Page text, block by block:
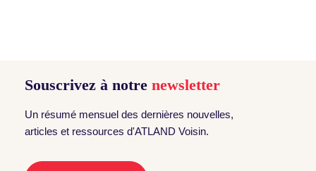
Souscrivez à notre newsletter
Un résumé mensuel des dernières nouvelles,
articles et ressources d'ATLAND Voisin.